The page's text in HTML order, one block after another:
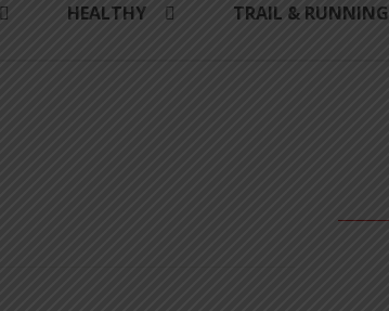
HEALTHY TRAIL & RUNNING